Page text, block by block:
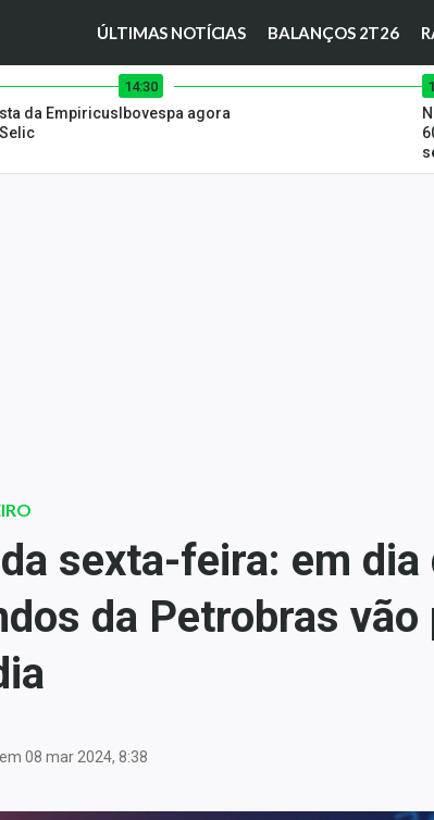
ÚLTIMAS NOTÍCIAS BALANÇOS 2T26
da Empiricus
14:30
Ibovespa agora
sexta-feira: em
da Petrobras
08 mar 2024, 8:38